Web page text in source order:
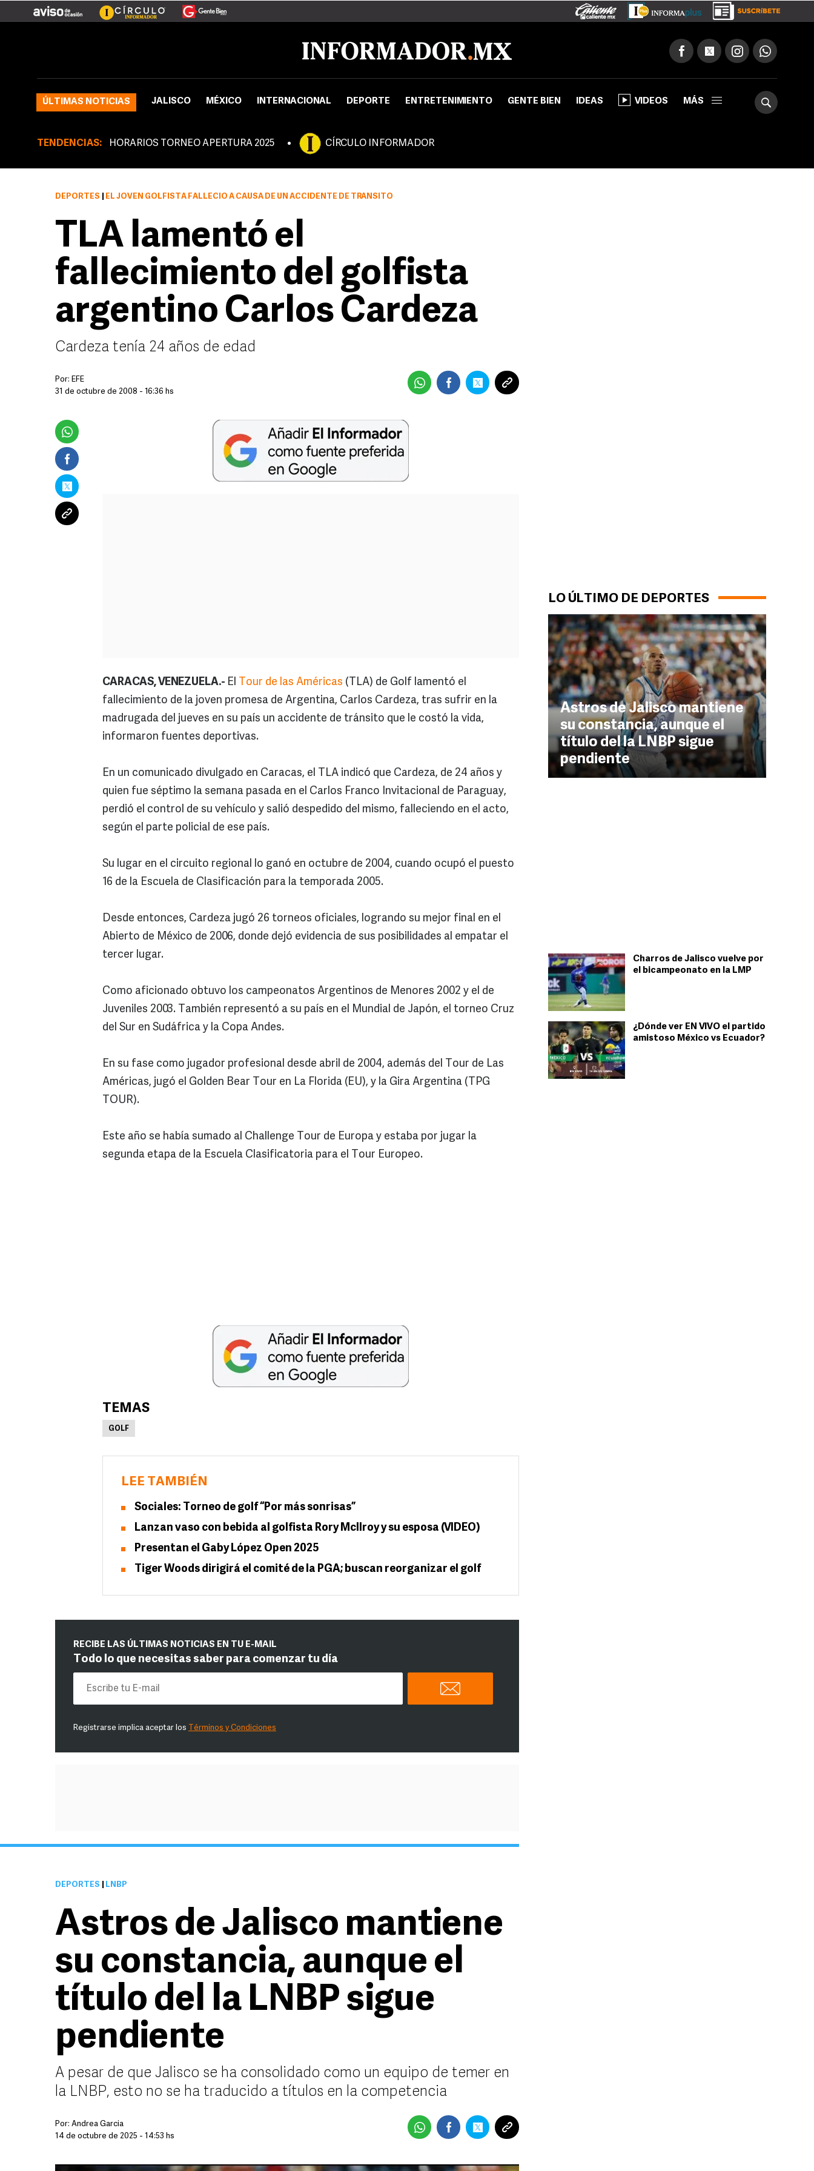
ÚLTIMAS NOTICIAS JALISCO MÉXICO INTERNACIONAL DEPORTE ENTRETENIMIENTO GENTE BIEN IDEAS VIDEOS MÁS
TENDENCIAS: HORARIOS TORNEO APERTURA 2025 CÍRCULO INFORMADOR
LO ÚLTIMO DE DEPORTES
Astros de Jalisco mantiene
su constancia, aunque el
título del la LNBP sigue
pendiente
Charros de Jalisco vuelve por
el bicampeonato en la LMP
¿Dónde ver EN VIVO el partido
amistoso México vs Ecuador?
DEPORTES EL JOVEN GOLFISTA FALLECIÓ A CAUSA DE UN ACCIDENTE DE TRÁNSITO
TLA lamentó el
fallecimiento del golfista
argentino Carlos Cardeza
Cardeza tenía 24 años de edad
Por: EFE
31 de octubre de 2008 - 16:36 hs
CARACAS, VENEZUELA.- El Tour de las Américas (TLA) de Golf lamentó el
fallecimiento de la joven promesa de Argentina, Carlos Cardeza, tras sufrir en la
madrugada del jueves en su país un accidente de tránsito que le costó la vida,
informaron fuentes deportivas.
En un comunicado divulgado en Caracas, el TLA indicó que Cardeza, de 24 años y
quien fue séptimo la semana pasada en el Carlos Franco Invitacional de Paraguay,
perdió el control de su vehículo y salió despedido del mismo, falleciendo en el acto,
según el parte policial de ese país.
Su lugar en el circuito regional lo ganó en octubre de 2004, cuando ocupó el puesto
16 de la Escuela de Clasificación para la temporada 2005.
Desde entonces, Cardeza jugó 26 torneos oficiales, logrando su mejor final en el
Abierto de México de 2006, donde dejó evidencia de sus posibilidades al empatar el
tercer lugar.
Como aficionado obtuvo los campeonatos Argentinos de Menores 2002 y el de
Juveniles 2003. También representó a su país en el Mundial de Japón, el torneo Cruz
del Sur en Sudáfrica y la Copa Andes.
En su fase como jugador profesional desde abril de 2004, además del Tour de Las
Américas, jugó el Golden Bear Tour en La Florida (EU), y la Gira Argentina (TPG
TOUR).
Este año se había sumado al Challenge Tour de Europa y estaba por jugar la
segunda etapa de la Escuela Clasificatoria para el Tour Europeo.
TEMAS
GOLF
LEE TAMBIÉN
Sociales: Torneo de golf “Por más sonrisas”
Lanzan vaso con bebida al golfista Rory McIlroy y su esposa (VIDEO)
Presentan el Gaby López Open 2025
Tiger Woods dirigirá el comité de la PGA; buscan reorganizar el golf
RECIBE LAS ÚLTIMAS NOTICIAS EN TU E-MAIL
Todo lo que necesitas saber para comenzar tu día
Registrarse implica aceptar los Términos y Condiciones
DEPORTES LNBP
Astros de Jalisco mantiene
su constancia, aunque el
título del la LNBP sigue
pendiente
A pesar de que Jalisco se ha consolidado como un equipo de temer en
la LNBP, esto no se ha traducido a títulos en la competencia
Por: Andrea Garcia
14 de octubre de 2025 - 14:53 hs